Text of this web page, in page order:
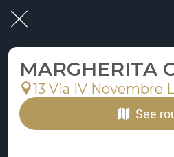
MARGHERITA
13 Via IV Novembre
See